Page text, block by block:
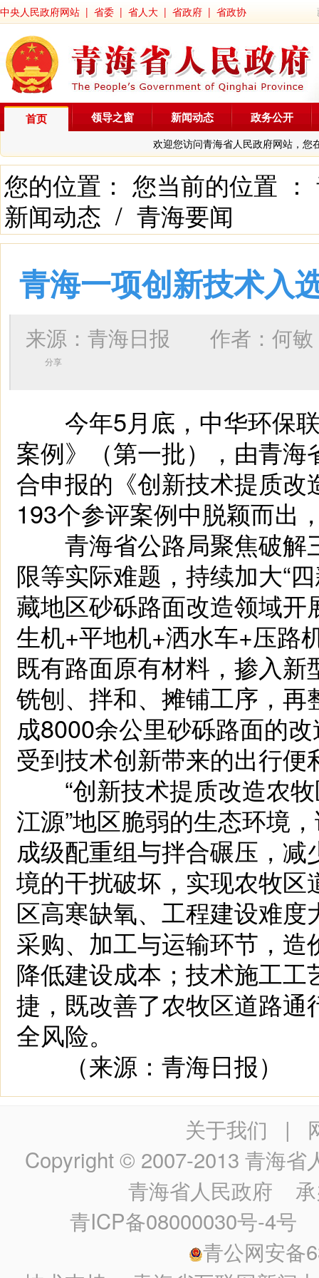
中央人民政府网站 | 省委 | 省人大 | 省政府 | 省政协
首页
欢迎您访问青海省人民政府网站，您
领导之窗 新闻动态 政务公开
您的位置： 您当前的位置 ：
新闻动态 / 青海要闻
青海一项创新技术入
来源：青海日报 作者： 何敏
分享
今年5月底，中华环保联
案例》（第一批），由青
合申报的《创新技术提质
193个参评案例中脱颖而出
青海省公路局聚焦破解
限等实际难题，持续加大“
藏地区砂砾路面改造领域开
生机+平地机+洒水车+压路
既有路面原有材料，掺入
铣刨、拌和、摊铺工序，
成8000余公里砂砾路面的
受到技术创新带来的出行便
“创新技术提质改造农牧
江源”地区脆弱的生态环境
成级配重组与拌合碾压，
境的干扰破坏，实现农牧
区高寒缺氧、工程建设难
采购、加工与运输环节，
降低建设成本；技术施工
捷，既改善了农牧区道路
全风险。
（来源：青海日报）
关于我们 |
Copyright © 2007-2013 青海省
青海省人民政府 承
青ICP备08000030号-4号
青公网安备